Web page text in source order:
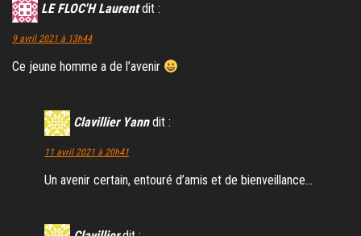
LE FLOC'H Laurent dit :
9 avril 2021 à 13h44
Ce jeune homme a de l’avenir
Clavillier Yann dit :
11 avril 2021 à 20h41
Un avenir certain, entouré d’amis et de bienveillance…